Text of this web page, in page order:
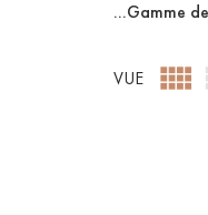
...Gamme
VUE 